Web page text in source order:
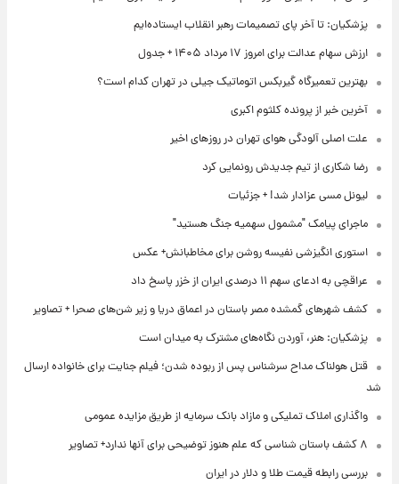
پزشکیان: تا آخر پای تصمیمات رهبر انقلاب ایستاده‌ایم
ارزش سهام عدالت برای امروز ۱۷ مرداد ۱۴۰۵ + جدول
بهترین تعمیرگاه گیربکس اتوماتیک جیلی در تهران کدام است؟
آخرین خبر از پرونده کلثوم اکبری
علت اصلی آلودگی هوای تهران در روزهای اخیر
رضا شکاری از تیم جدیدش رونمایی کرد
لیونل مسی عزادار شد! + جزئیات
ماجرای پیامک "مشمول سهمیه جنگ هستید"
استوری انگیزشی نفیسه روشن برای مخاطبانش+ عکس
عراقچی به ادعای سهم ۱۱ درصدی ایران از خزر پاسخ داد
کشف شهرهای گمشده مصر باستان در اعماق دریا و زیر شن‌های صحرا + تصاویر
پزشکیان: هنر، آوردن نگاه‌های مشترک به میدان است
قتل هولناک مداح سرشناس پس از ربوده شدن؛ فیلم جنایت برای خانواده ارسال
شد
واگذاری املاک تملیکی و مازاد بانک سرمایه از طریق مزایده عمومی
۸ کشف باستان شناسی که علم هنوز توضیحی برای آنها ندارد+ تصاویر
بررسی رابطه قیمت طلا و دلار در ایران